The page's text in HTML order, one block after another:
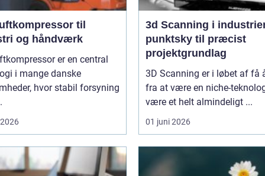
til
og håndværk
er en central
i mange danske
hvor stabil forsyning
3d Scanning i
punktsky til præcist
projektgrundlag
3D Scanning er i løbet af få
fra at være en niche-
være et helt almindeligt ...
01 juni 2026